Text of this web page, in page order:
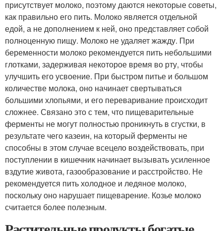
присутствует молоко, поэтому даются некоторые советы,
как правильно его пить. Молоко является отдельной
едой, а не дополнением к ней, оно представляет собой
полноценную пищу. Молоко не удаляет жажду. При
беременности молоко рекомендуется пить небольшими
глотками, задерживая некоторое время во рту, чтобы
улучшить его усвоение. При быстром питье и большом
количестве молока, оно начинает свертываться
большими хлопьями, и его переваривание происходит
сложнее. Связано это с тем, что пищеварительные
ферменты не могут полностью проникнуть в сгустки, в
результате чего казеин, на который ферменты не
способны в этом случае всецело воздействовать, при
поступлении в кишечник начинает вызывать усиленное
вздутие живота, газообразование и расстройство. Не
рекомендуется пить холодное и ледяное молоко,
поскольку оно нарушает пищеварение. Козье молоко
считается более полезным.